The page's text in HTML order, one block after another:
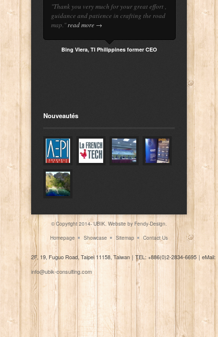
"Thank you very much for your great effort ,
guidance and patience in crafting the road
map."read more →
Bing Viera, TI Philippines former CEO
Nouveautés
© Copyright 2014- UBIK. Website by Fendy-Design.
Homepage Showcase Sitemap Contact Us
2F, 19, Fuguo Road, Taipei 11158, Taiwan ｜ TEL: +886(0)2-2834-6695 ｜ eMail:
info@ubik-consulting.com